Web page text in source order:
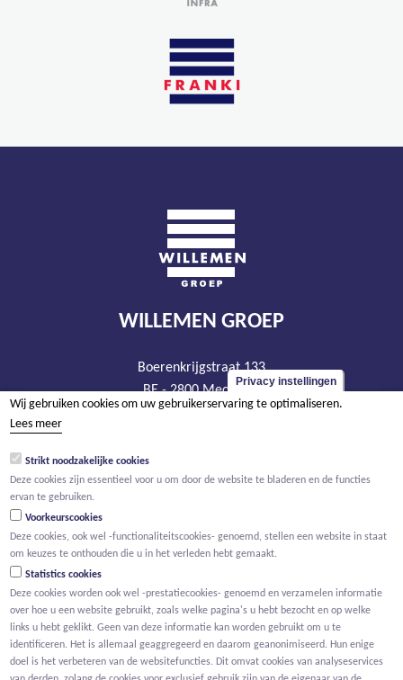
WILLEMEN GROEP
Boerenkrijgstraat 133
BE - 2800 Mechelen
tel +32 15 569 965
BTW BE 0466.256.432
Privacy instellingen
Wij gebruiken cookies om uw gebruikerservaring te optimaliseren.
Lees meer
Strikt noodzakelijke cookies
Deze cookies zijn essentieel voor u om door de website te bladeren en de functies
ervan te gebruiken.
Voorkeurscookies
Deze cookies, ook wel -functionaliteitscookies- genoemd, stellen een website in staat
om keuzes te onthouden die u in het verleden hebt gemaakt.
Statistics cookies
Deze cookies worden ook wel -prestatiecookies- genoemd en verzamelen informatie
over hoe u een website gebruikt, zoals welke pagina's u hebt bezocht en op welke
links u hebt geklikt. Geen van deze informatie kan worden gebruikt om u te
identificeren. Het is allemaal geaggregeerd en daarom geanonimiseerd. Hun enige
doel is het verbeteren van de websitefuncties. Dit omvat cookies van analyseservices